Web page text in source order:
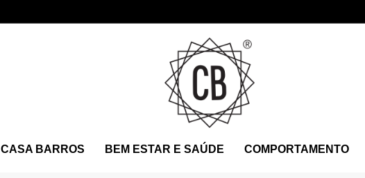
CASA BARROS BEM ESTAR E SAÚDE COMPORTAMENTO